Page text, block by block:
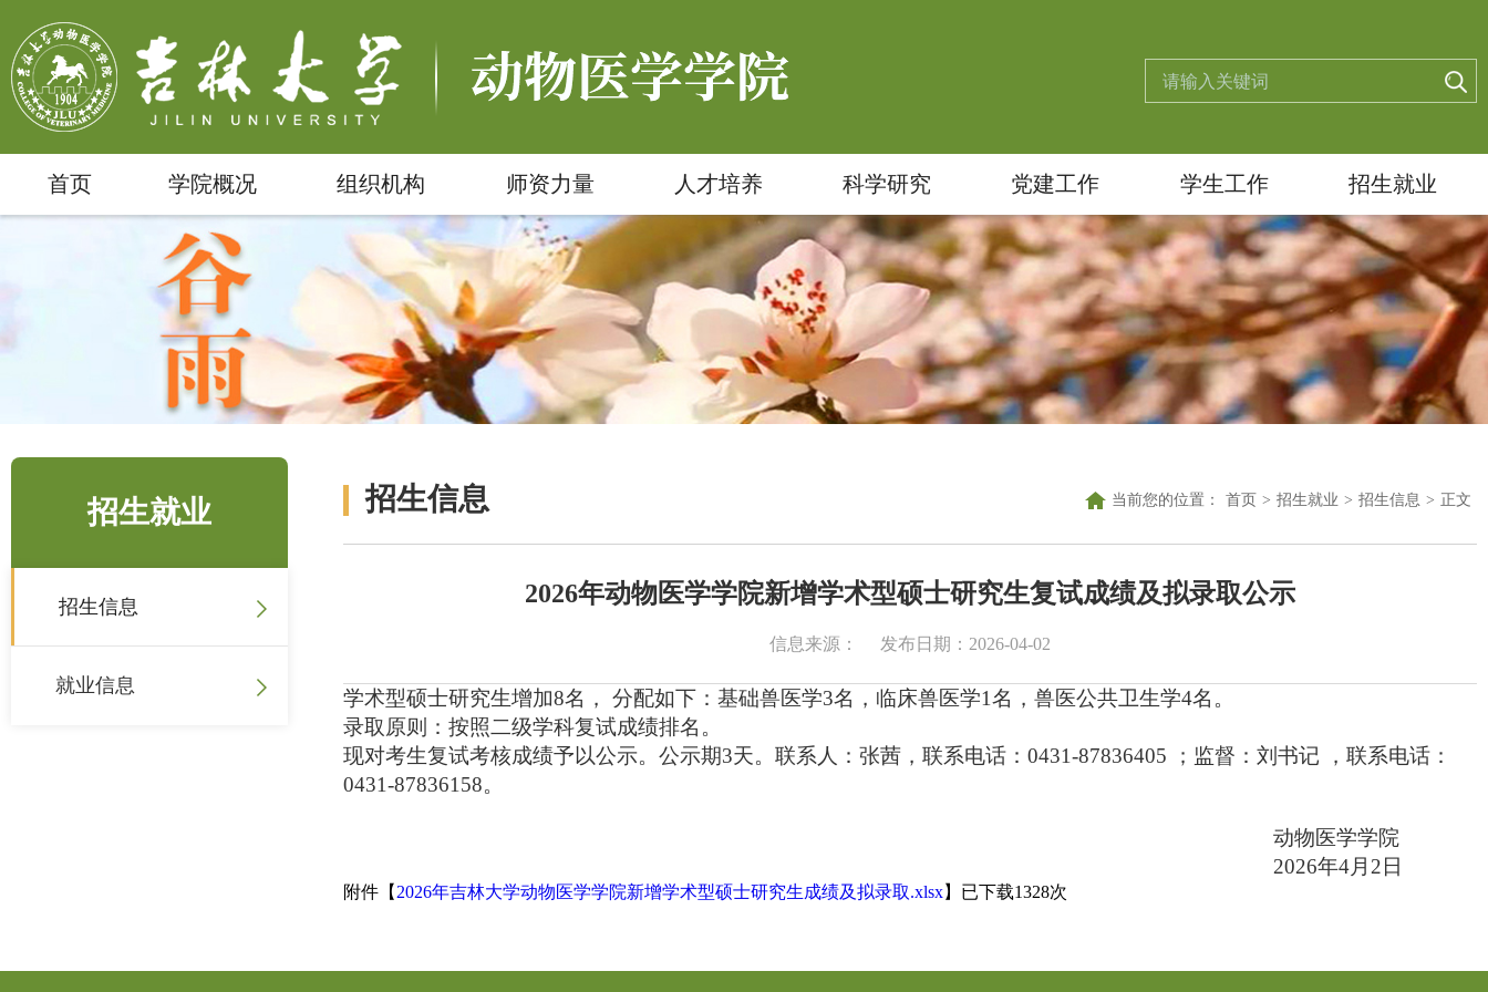
首页 学院概况 组织机构 师资力量 人才培养 科学研究 党建工作 学生工作 招生就业
招生就业
招生信息
就业信息
招生信息 当前您的位置： 首页 > 招生就业 > 招生信息 > 正文
2026年动物医学学院新增学术型硕士研究生复试成绩及拟录取公示
信息来源： 发布日期：2026-04-02
学术型硕士研究生增加8名， 分配如下：基础兽医学3名，临床兽医学1名，兽医公共卫生学4名。
录取原则：按照二级学科复试成绩排名。
现对考生复试考核成绩予以公示。公示期3天。联系人：张茜，联系电话：0431-87836405 ；监督：刘书记 ，联系电话：
0431-87836158。
动物医学学院
2026年4月2日
附件【 2026年吉林大学动物医学学院新增学术型硕士研究生成绩及拟录取.xlsx】已下载1328次